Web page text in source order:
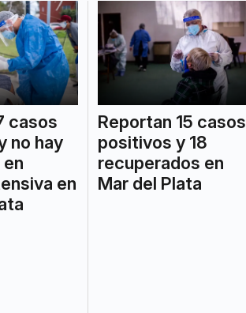
casos
no hay
en
Reportan 15 casos
positivos y 18
recuperados en
Mar del Plata